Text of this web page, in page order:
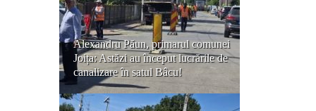
Alexandru Păun, primarul comunei
Joița: Astăzi au început lucrările de
canalizare în satul Bâcu!